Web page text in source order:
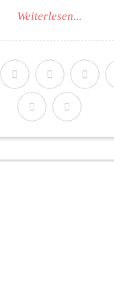
Weiterlesen...